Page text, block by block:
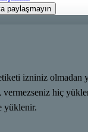
paylaşmayın
izniniz olmadan
hiç
yüklenir.